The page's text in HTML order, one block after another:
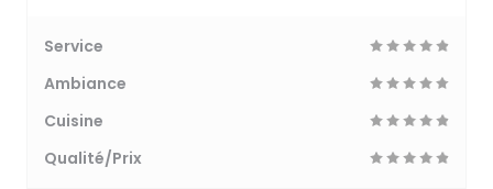
Service
Ambiance
Cuisine
Qualité/Prix